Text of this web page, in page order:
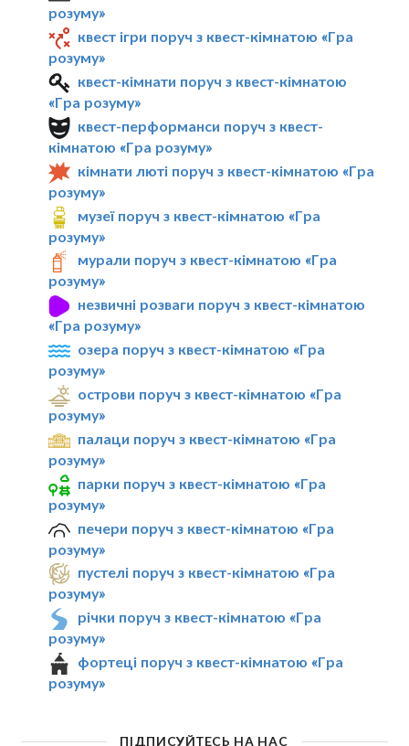
розуму»
квест ігри поруч з квест-кімнатою «Гра
розуму»
квест-кімнати поруч з квест-кімнатою
«Гра розуму»
квест-перформанси поруч з квест-
кімнатою «Гра розуму»
кімнати люті поруч з квест-кімнатою «Гра
розуму»
музеї поруч з квест-кімнатою «Гра
розуму»
мурали поруч з квест-кімнатою «Гра
розуму»
незвичні розваги поруч з квест-кімнатою
«Гра розуму»
озера поруч з квест-кімнатою «Гра
розуму»
острови поруч з квест-кімнатою «Гра
розуму»
палаци поруч з квест-кімнатою «Гра
розуму»
парки поруч з квест-кімнатою «Гра
розуму»
печери поруч з квест-кімнатою «Гра
розуму»
пустелі поруч з квест-кімнатою «Гра
розуму»
річки поруч з квест-кімнатою «Гра
розуму»
фортеці поруч з квест-кімнатою «Гра
розуму»
ПІДПИСУЙТЕСЬ НА НАС